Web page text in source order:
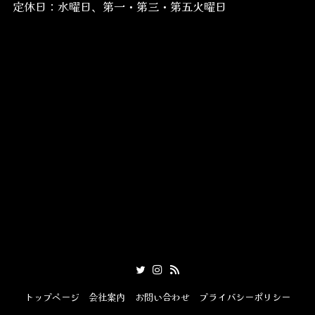
定休日：水曜日、第一・第三・第五火曜日
トップページ 会社案内 お問い合わせ プライバシーポリシー